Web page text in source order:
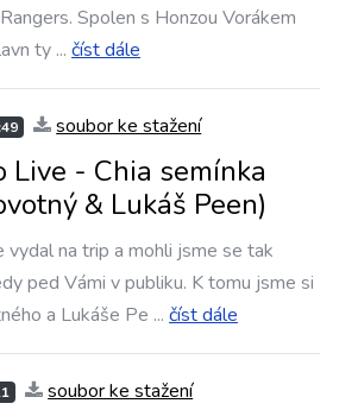
Spolen s Honzou Vorákem
ty ... číst dále
soubor ke stažení
Live - Chia semínka
& Lukáš Peen)
vydal na trip a mohli jsme se tak
ped Vámi v publiku. K tomu jsme si
a Lukáše Pe ... číst dále
soubor ke stažení